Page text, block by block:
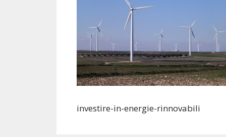
investire-in-energie-rinnovabili